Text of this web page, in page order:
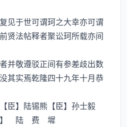
于世可谓珂之大幸亦可谓
贤法帖释者聚讼珂所载亦间
敬遵驳正间有参差歧出数
其实焉乾隆四十九年十月恭
】陆锡熊【臣】孙士毅
陆 费 墀